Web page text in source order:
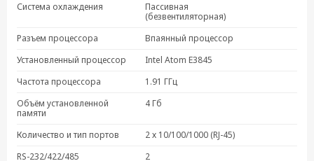
Система охлаждения
Пассивная
(безвентиляторная)
Разъем процессора
Впаянный процессор
Установленный процессор
Intel Atom E3845
Частота процессора
1.91 ГГц
Объём установленной
памяти
4 Гб
Количество и тип портов
2 х 10/100/1000 (RJ-45)
RS-232/422/485
2